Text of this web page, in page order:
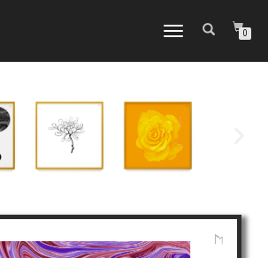
토
내
게
이
션
0